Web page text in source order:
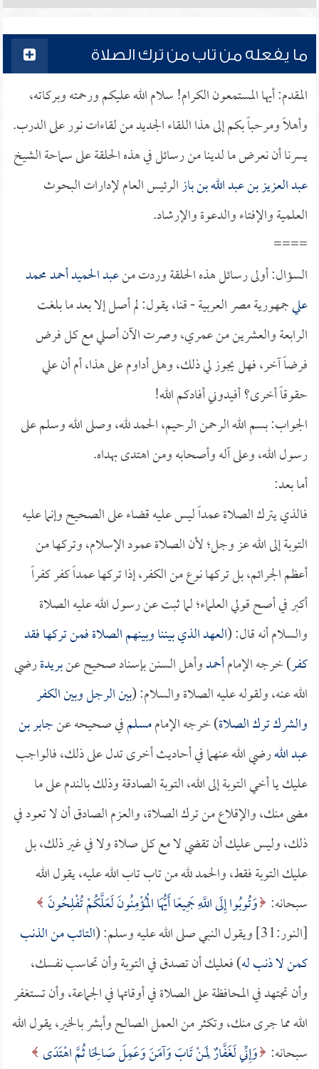
ما يفعله من تاب من ترك الصلاة
المقدم: أيها المستمعون الكرام! سلام الله عليكم ورحمته وبركاته،
وأهلاً ومرحباً بكم إلى هذا اللقاء الجديد من لقاءات نور على الدرب.
يسرنا أن نعرض ما لدينا من رسائل في هذه الحلقة على سماحة الشيخ
عبد العزيز بن عبد الله بن بازالرئيس العام لإدارات البحوث
العلمية والإفتاء والدعوة والإرشاد.
====
السؤال: أولى رسائل هذه الحلقة وردت منعبد الحميد أحمد محمد
عليجمهورية مصر العربية - قنا، يقول: لم أصل إلا بعد ما بلغت
الرابعة والعشرين من عمري، وصرت الآن أصلي مع كل فرض
فرضاً آخر، فهل يجوز لي ذلك، وهل أداوم على هذا، أم أن علي
حقوقاً أخرى؟ أفيدوني أفادكم الله!
الجواب: بسم الله الرحمن الرحيم، الحمد لله، وصلى الله وسلم على
رسول الله، وعلى آله وأصحابه ومن اهتدى بهداه.
أما بعد:
فالذي يترك الصلاة عمداً ليس عليه قضاء على الصحيح وإنما عليه
التوبة إلى الله عز وجل؛ لأن الصلاة عمود الإسلام، وتركها من
أعظم الجرائم، بل تركها نوع من الكفر، إذا تركها عمداً كفر كفراً
أكبر في أصح قولي العلماء؛ لما ثبت عن رسول الله عليه الصلاة
والسلام أنه قال: (العهد الذي بيننا وبينهم الصلاة فمن تركها فقد
كفر) خرجه الإمامأحمدوأهل السنن بإسناد صحيح عنبريدةرضي
الله عنه، ولقوله عليه الصلاة والسلام: (بين الرجل وبين الكفر
والشرك ترك الصلاة) خرجه الإماممسلمفي صحيحه عنجابر بن
عبد اللهرضي الله عنهما في أحاديث أخرى تدل على ذلك، فالواجب
عليك يا أخي التوبة إلى الله، التوبة الصادقة وذلك بالندم على ما
مضى منك، والإقلاع من ترك الصلاة، والعزم الصادق أن لا تعود في
ذلك، وليس عليك أن تقضي لا مع كل صلاة ولا في غير ذلك، بل
عليك التوبة فقط، والحمد لله من تاب تاب الله عليه، يقول الله
سبحانه: وَتُوبُوا إِلَى اللَّهِ جَمِيعًا أَيُّهَا الْمُؤْمِنُونَ لَعَلَّكُمْ تُفْلِحُونَ
[النور:31] ويقول النبي صلى الله عليه وسلم: (
التائب من الذنب
كمن لا ذنب له) فعليك أن تصدق في التوبة وأن تحاسب نفسك،
وأن تجتهد في المحافظة على الصلاة في أوقاتها في الجماعة، وأن تستغفر
الله مما جرى منك، وتكثر من العمل الصالح وأبشر بالخير، يقول الله
سبحانه: وَإِنِّي لَغَفَّارٌ لِمَنْ تَابَ وَآمَنَ وَعَمِلَ صَالِحًا ثُمَّ اهْتَدَى